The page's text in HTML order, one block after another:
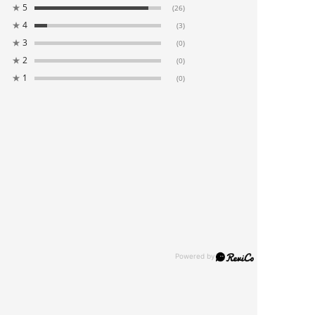
★ 5 (26)
★ 4 (3)
★ 3 (0)
★ 2 (0)
★ 1 (0)